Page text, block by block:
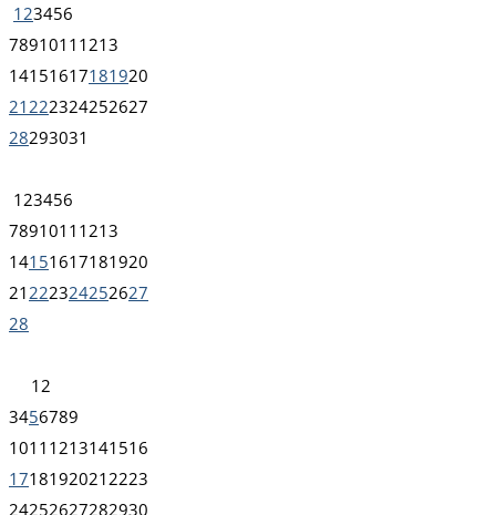
1 23456
7891011 1213
14151617181920
21 222324252627
28293031
1 23456
7891011 1213
14151617181920
21 222324252627
28
1 2
3456789
1011 1213141516
1718192021 2223
24252627282930